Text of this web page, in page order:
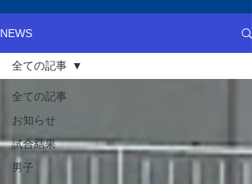
NEWS
全ての記事
お知らせ
試合結果
男子
全ての記事